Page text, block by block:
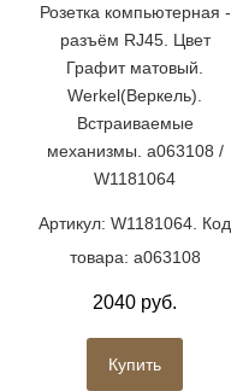
Розетка компьютерная -
разъём RJ45. Цвет
Графит матовый.
Werkel(Веркель).
Встраиваемые
механизмы. a063108 /
W1181064
Артикул: W1181064. Код
товара: a063108
2040 руб.
Купить